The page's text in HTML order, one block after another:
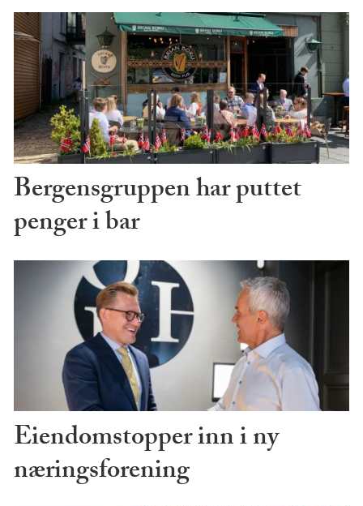
Bergensgruppen har puttet
penger i bar
Eiendomstopper inn i ny
næringsforening